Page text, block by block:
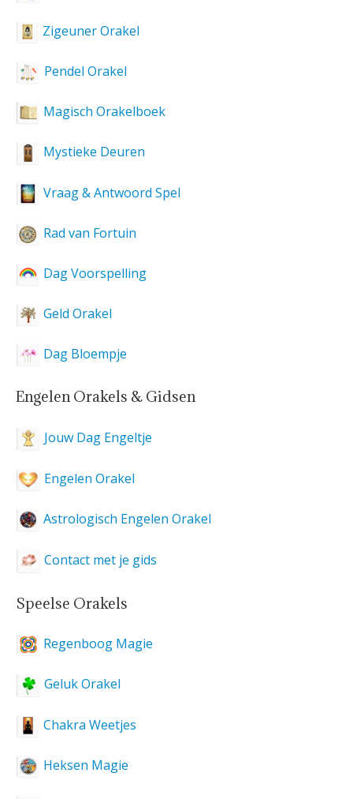
Zigeuner Orakel
Pendel Orakel
Magisch Orakelboek
Mystieke Deuren
Vraag & Antwoord Spel
Rad van Fortuin
Dag Voorspelling
Geld Orakel
Dag Bloempje
Engelen Orakels & Gidsen
Jouw Dag Engeltje
Engelen Orakel
Astrologisch Engelen Orakel
Contact met je gids
Speelse Orakels
Regenboog Magie
Geluk Orakel
Chakra Weetjes
Heksen Magie